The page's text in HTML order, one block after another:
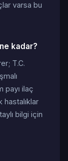
varsa bu
ne kadar?
T.C.
payı ilaç
bilgi için